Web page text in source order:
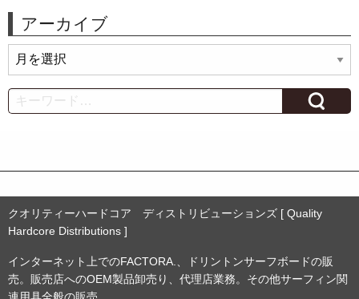
アーカイブ
ー
カ
イ
Search
クオリティーハードコア ディストリビューションズ [ Quality
Hardcore Distributions ]
インターネット上でのFACTORA.、ドリントンサーフボードの販
売。販売店へのOEM製品卸売り、代理店業務。その他サーフィン関